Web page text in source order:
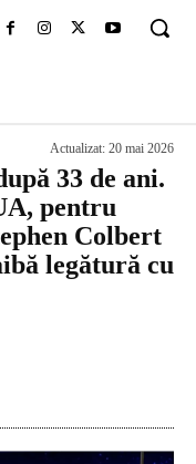
Actualizat: 20 mai 2026
33 de ani.
pentru
Colbert
legătură cu